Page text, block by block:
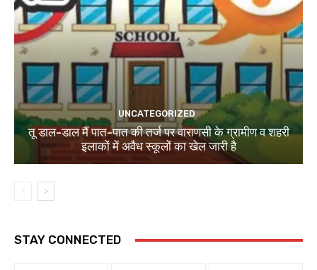
UNCATEGORIZED
तू डाल-डाल मैं पात-पात की तर्ज पर वाराणसी के ग्रामीण व शहरी
इलाकों में अवैध स्कूलों का खेल जारी है
STAY CONNECTED